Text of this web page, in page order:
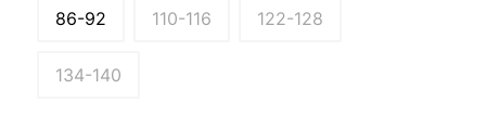
86-92 110-116 122-128
134-140